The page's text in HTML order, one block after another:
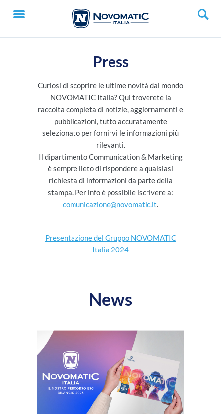
Press
Curiosi di scoprire le ultime novità dal mondo
NOVOMATIC Italia? Qui troverete la
raccolta completa di notizie, aggiornamenti e
pubblicazioni, tutto accuratamente
selezionato per fornirvi le informazioni più
rilevanti.
Il dipartimento Communication & Marketing
è sempre lieto di rispondere a qualsiasi
richiesta di informazioni da parte della
stampa. Per info è possibile iscrivere a:
comunicazione@novomatic.it.
Presentazione del Gruppo NOVOMATIC
Italia 2024
News